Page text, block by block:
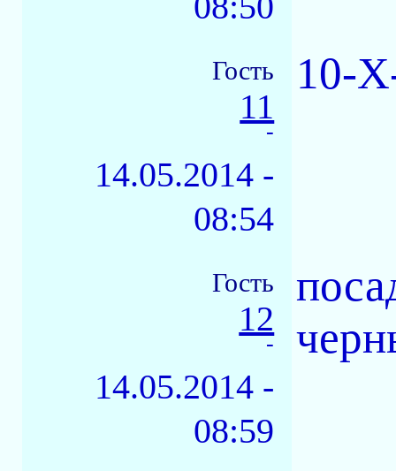
Гость
11
-
14.05.2014 -
08:54
10-
Гость
12
-
14.05.2014 -
08:59